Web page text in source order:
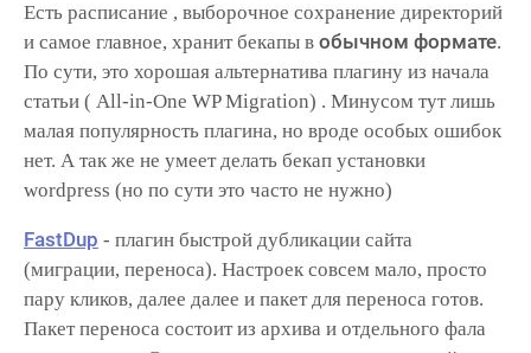
Есть расписание , выборочное сохранение директорий
и самое главное, хранит бекапы в обычном формате.
По сути, это хорошая альтернатива плагину из начала
статьи ( All-in-One WP Migration) . Минусом тут лишь
малая популярность плагина, но вроде особых ошибок
нет. А так же не умеет делать бекап установки
wordpress (но по сути это часто не нужно)
FastDup - плагин быстрой дубликации сайта
(миграции, переноса). Настроек совсем мало, просто
пару кликов, далее далее и пакет для переноса готов.
Пакет переноса состоит из архива и отдельного фала